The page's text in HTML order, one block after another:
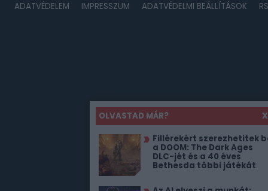
OLVASTAD MÁR?
X
Fillérekért szerezhetitek
a DOOM: The Dark Ages
DLC-jét és a 40 éves
Bethesda többi játékát
ADATVÉDELEM IMPRESSZUM ADATVÉDELMI BEÁLLÍTÁSOK